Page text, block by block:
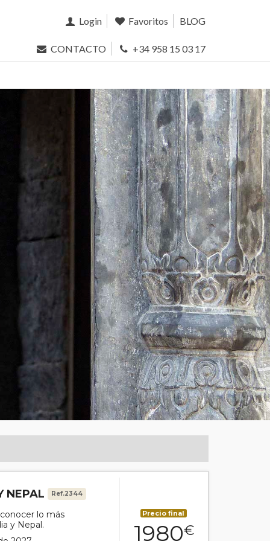
Login Favoritos BLOG
CONTACTO +34 958 15 03 17
NEPAL Ref.2344
lo más
y Nepal.
Precio final
1980€